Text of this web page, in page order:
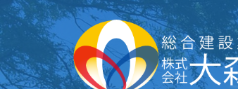
ン
ン
ツ